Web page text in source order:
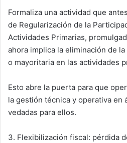
Formaliza una actividad que
de Regularización de la
Actividades Primarias,
ahora implica la eliminación de
o mayoritaria en las actividades
Esto abre la puerta para que
la gestión técnica y operativa en
vedadas para ellos.
3. Flexibilización fiscal: pérdida